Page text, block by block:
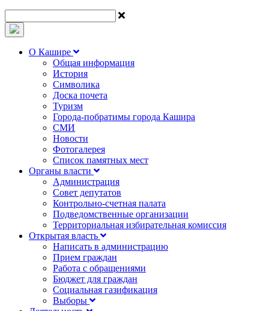
О Кашире
Общая информация
История
Символика
Доска почета
Туризм
Города-побратимы города Кашира
СМИ
Новости
Фотогалерея
Список памятных мест
Органы власти
Администрация
Совет депутатов
Контрольно-счетная палата
Подведомственные организации
Территориальная избирательная комиссия
Открытая власть
Написать в администрацию
Прием граждан
Работа с обращениями
Бюджет для граждан
Социальная газификация
Выборы